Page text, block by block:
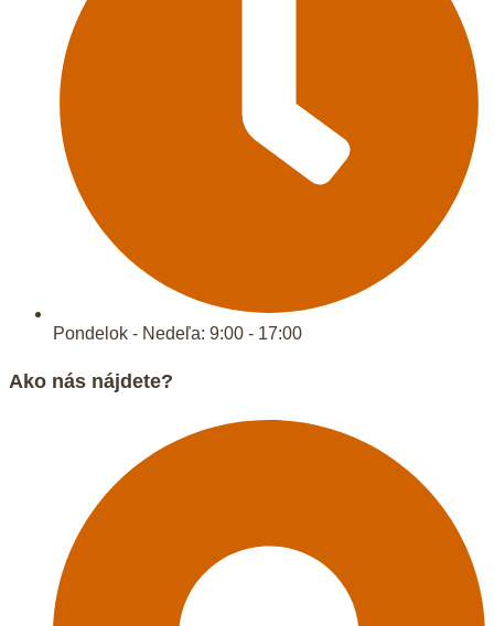
Pondelok - Nedeľa: 9:00 - 17:00
Ako nás nájdete?